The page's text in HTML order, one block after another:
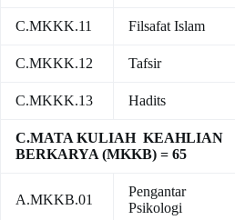
C.MKKK.11 Filsafat Islam
C.MKKK.12 Tafsir
C.MKKK.13 Hadits
C.MATA KULIAH KEAHLIAN
BERKARYA (MKKB) = 65
A.MKKB.01
Pengantar
Psikologi